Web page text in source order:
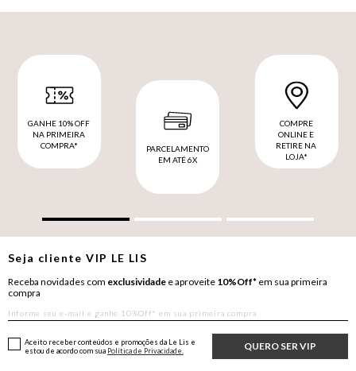
GANHE 10% OFF
NA PRIMEIRA
COMPRA*
PARCELAMENTO
EM ATÉ 6X
COMPRE
ONLINE E
RETIRE NA
LOJA*
Seja clienteVIP LE LIS
Receba novidades com exclusividade e aproveite 10%Off* em sua primeira
compra
QUERO SER VIP
Aceito receber conteúdos e promoções da Le Lis e
estou de acordo com sua Política de Privacidade.